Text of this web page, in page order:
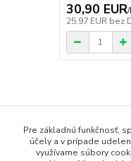
30,90 EUR/
25,97 EUR bez
Tovar zaradený v
Medicinálne huby a
Pre základnú funkčnosť,
účely a v prípade
využívame súbory